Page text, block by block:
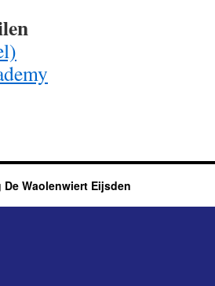
Waolenwiert Eijsden